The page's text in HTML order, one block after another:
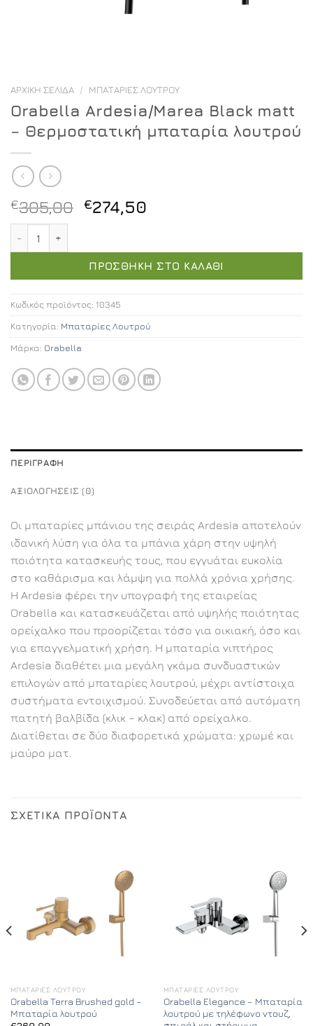
ΑΡΧΙΚΉ ΣΕΛΊΔΑ / ΜΠΑΤΑΡΊΕΣ ΛΟΥΤΡΟΎ
Orabella Ardesia/Marea Black matt
– Θερμοστατική μπαταρία λουτρού
€305,00 Original
€305,00.
€274,50
είναι:
€274,50.
ΠΡΟΣΘΉΚΗ ΣΤΟ ΚΑΛΆΘΙ
Κωδικός προϊόντος: 10345
Κατηγορία: Μπαταρίες Λουτρού
Μάρκα: Orabella
ΠΕΡΙΓΡΑΦΉ
ΑΞΙΟΛΟΓΉΣΕΙΣ (0)
Οι μπαταρίες μπάνιου της σειράς Ardesia αποτελούν
ιδανική λύση για όλα τα μπάνια χάρη στην υψηλή
ποιότητα κατασκευής τους, που εγγυάται ευκολία
στο καθάρισμα και λάμψη για πολλά χρόνια χρήσης.
Η Ardesia φέρει την υπογραφή της εταιρείας
Orabella και κατασκευάζεται από υψηλής ποιότητας
ορείχαλκο που προορίζεται τόσο για οικιακή, όσο και
για επαγγελματική χρήση. Η μπαταρία νιπτήρος
Ardesia διαθέτει μια μεγάλη γκάμα συνδυαστικών
επιλογών από μπαταρίες λουτρού, μέχρι αντίστοιχα
συστήματα εντοιχισμού. Συνοδεύεται από αυτόματη
πατητή βαλβίδα (κλικ – κλακ) από ορείχαλκο.
Διατίθεται σε δύο διαφορετικά χρώματα: χρωμέ και
μαύρο ματ.
ΣΧΕΤΙΚΆ ΠΡΟΪΌΝΤΑ
ΜΠΑΤΑΡΊΕΣ ΛΟΥΤΡΟΎ
Orabella Terra Brushed gold –
Μπαταρία λουτρού
ΜΠΑΤΑΡΊΕΣ ΛΟΥΤΡΟΎ
Orabella Elegance – Μπαταρία
λουτρού με τηλέφωνο ντουζ,